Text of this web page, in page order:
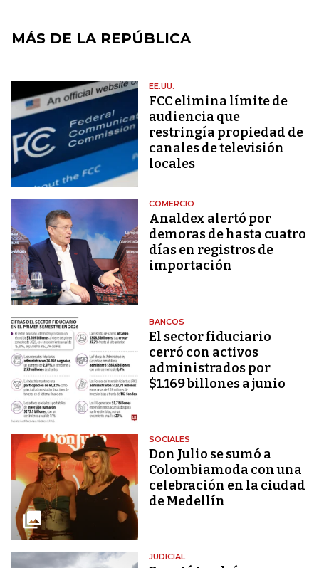
MÁS DE LA REPÚBLICA
EE.UU.
FCC elimina límite de
audiencia que
restringía propiedad de
canales de televisión
locales
COMERCIO
Analdex alertó por
demoras de hasta cuatro
días en registros de
importación
BANCOS
El sector fiduciario
cerró con activos
administrados por
$1.169 billones a junio
SOCIALES
Don Julio se sumó a
Colombiamoda con una
celebración en la ciudad
de Medellín
JUDICIAL